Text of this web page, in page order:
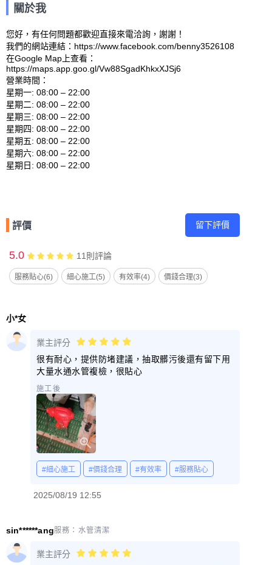
關於我
您好，有任何問題都歡迎直接來電洽詢，謝謝！
我們的網站連結：https://www.facebook.com/benny3526108
在Google Map上查看：
https://maps.app.goo.gl/Vw88SgadKhkxXJSj6
營業時間：
星期一: 08:00 – 22:00
星期二: 08:00 – 22:00
星期三: 08:00 – 22:00
星期四: 08:00 – 22:00
星期五: 08:00 – 22:00
星期六: 08:00 – 22:00
星期日: 08:00 – 22:00
評價 留下評價
5.0 11 則評論
服務貼心(6) 細心施工(5) 有效率(4) 價錢合理(3)
小*女
業主評分
很有耐心，提供防堵建議，抽取髒污後還有留下用
大量水通水管複檢，很貼心
施工後
#細心施工 #價錢合理 #有效率 #服務貼心
2025/08/19 12:55
sin******ang服務： 水管清潔
業主評分